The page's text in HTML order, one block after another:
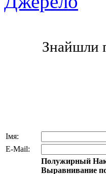
Знайшли
Імя:
E-Mail:
Полужирный
Выравнивание